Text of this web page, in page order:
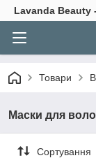
Lavanda Beauty
Товари
Маски для
Сортування